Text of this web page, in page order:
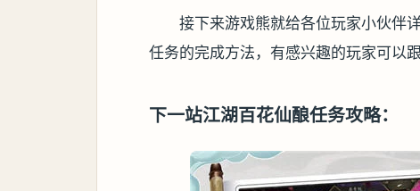
接下来游戏熊就给各位玩家小伙伴
任务的完成方法，有感兴趣的玩家可以
下一站江湖百花仙酿任务攻略：